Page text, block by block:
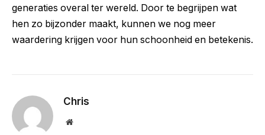
generaties overal ter wereld. Door te begrijpen wat
hen zo bijzonder maakt, kunnen we nog meer
waardering krijgen voor hun schoonheid en betekenis.
Chris
Website